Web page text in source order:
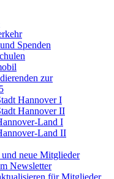
Spenden
zur
Hannover I
Hannover II
Land I
Land II
neue Mitglieder
Newsletter
für Mitglieder